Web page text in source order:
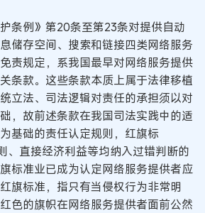
条例》第20条至第23条对提供自动
储存空间、搜索和链接四类网络服务
责规定，系我国最早对网络服务提供
条款。这些条款本质上属于法律移植
立法、司法逻辑对责任的承担须以对
，故前述条款在我国司法实践中的适
基础的责任认定规则，红旗标
、直接经济利益等均纳入过错判断的
标准业已成为认定网络服务提供者应
旗标准，指只有当侵权行为非常明
色的旗帜在网络服务提供者面前公然